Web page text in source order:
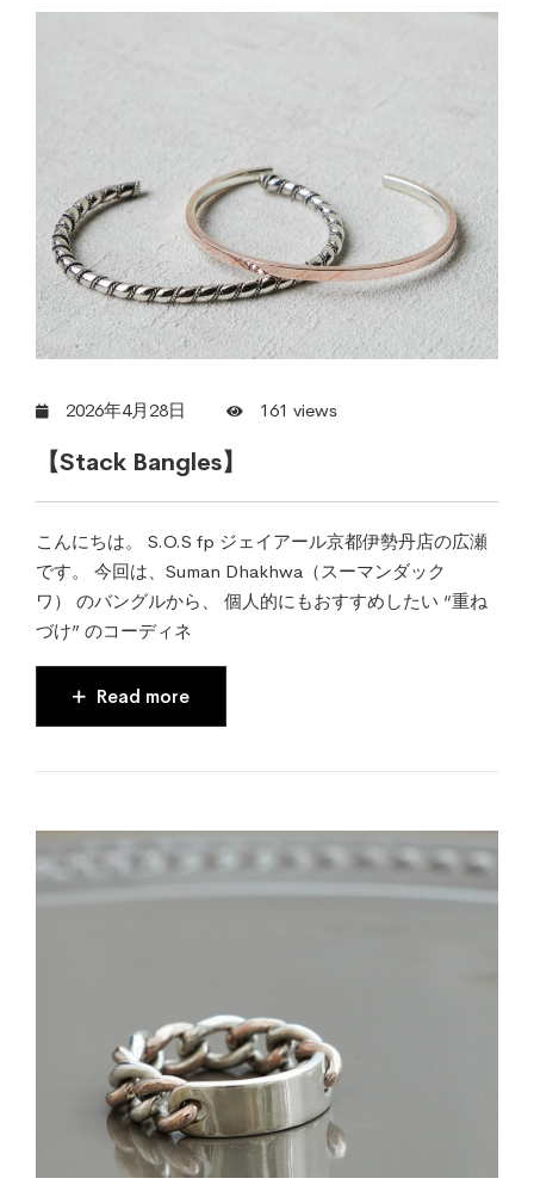
2026年4月28日 161 views
【Stack Bangles】
こんにちは。 S.O.S fp ジェイアール京都伊勢丹店の広瀬
です。 今回は、Suman Dhakhwa（スーマンダック
ワ） のバングルから、 個人的にもおすすめしたい “重ね
づけ” のコーディネ
Read more